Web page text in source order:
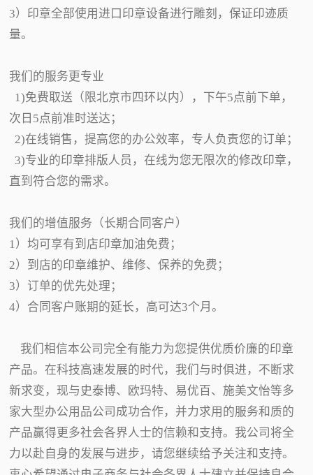
3）印章全部使用进口印章设备进行雕刻，保证印迹质
量。
我们的服务更专业
1)免费取送（限北京市四环以内），下午5点前下单，
次日5点前准时送达；
2)在线销售，提高您的办公效率，专人负责您的订单；
3)专业的印章排版人员，在线为您无限次的修改印章，
直到符合您的需求。
我们的增值服务（长期合同客户）
1）均可享有到店印章加油免费；
2）到店的印章维护、维修、保养的免费；
3）订单的优先处理；
4）合同客户账期的延长，高可达3个月。
我们相信本公司完全有能力为您提供优质价廉的印章
产品。在科技高速发展的时代，我们与时俱进，不断求
新求变，现与史泰博、欧玛特、易优百、施美文怡等多
家大型办公用品公司成功合作，并力求用的服务和质的
产品赢得更多社会各界人士的信赖和支持。我公司将全
力以赴自身的发展与进步，请您继续给予关注和支持。